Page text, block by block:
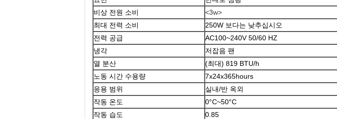
메시지를
곧 다시 연락
비상 전원 소비
<3w>
최대 전력 소비
250W 보다는 낮추십시오
전력 공급
AC100~240V 50/60 HZ
냉각
저잡음 팬
열 분산
(최대) 819 BTU/h
노동 시간 수용량
7x24x365hours
응용 범위
실내/반 옥외
작동 온도
0°C~50°C
작동 습도
0.85